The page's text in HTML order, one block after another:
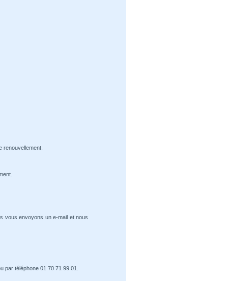
renouvellement.
vous envoyons un e-mail et nous
téléphone 01 70 71 99 01.